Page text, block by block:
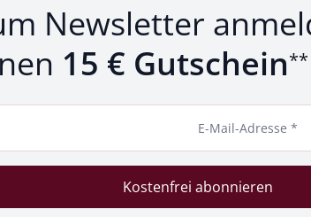
Newsletter
15 € Gutschein**
E-Mail-Adresse *
Kostenfrei abonnieren